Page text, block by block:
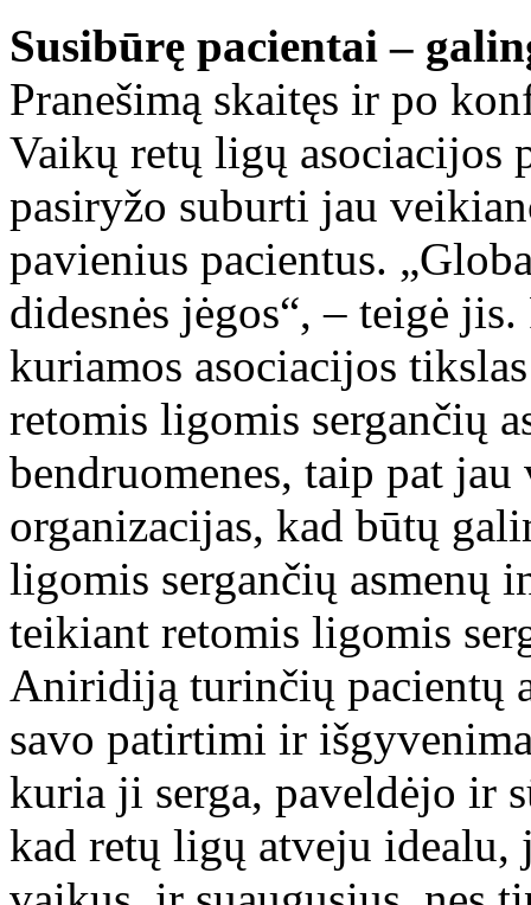
Susibūrę pacientai –
Pranešimą skaitęs ir po
Vaikų retų ligų asociacijos
pasiryžo suburti jau
pavienius pacientus.
didesnės jėgos“, – teigė
kuriamos asociacijos
retomis ligomis sergančių
bendruomenes, taip pat
organizacijas, kad būtų
ligomis sergančių asmenų
teikiant retomis ligomis
Aniridiją turinčių pacientų
savo patirtimi ir
kuria ji serga, paveldėjo ir
kad retų ligų atveju idealu,